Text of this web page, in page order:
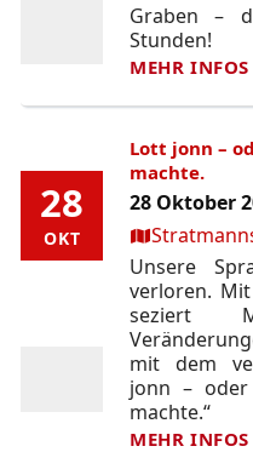
Graben –
Stunden!
MEHR INFOS
28
OKT
28
OKT
Lott jonn –
machte.
28 Oktober
Ort:
Unsere
verloren.
seziert
mit dem
jonn –
machte.“
MEHR INFOS